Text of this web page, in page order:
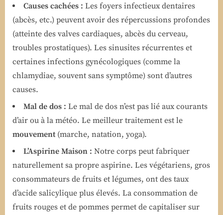
Causes cachées : Les foyers infectieux dentaires
(abcès, etc.) peuvent avoir des répercussions profondes
(atteinte des valves cardiaques, abcès du cerveau,
troubles prostatiques). Les sinusites récurrentes et
certaines infections gynécologiques (comme la
chlamydiae, souvent sans symptôme) sont d’autres
causes.
Mal de dos : Le mal de dos n’est pas lié aux courants
d’air ou à la météo. Le meilleur traitement est le
mouvement(marche, natation, yoga).
L’Aspirine Maison : Notre corps peut fabriquer
naturellement sa propre aspirine. Les végétariens, gros
consommateurs de fruits et légumes, ont des taux
d’acide salicylique plus élevés. La consommation de
fruits rouges et de pommes permet de capitaliser sur